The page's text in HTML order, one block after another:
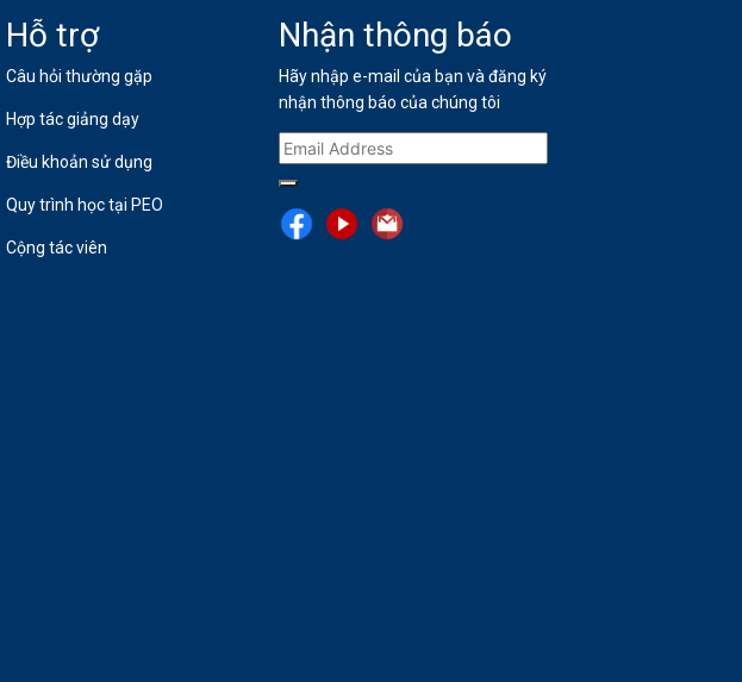
Hỗ trợ
Câu hỏi thường gặp
Hợp tác giảng dạy
Điều khoản sử dụng
Quy trình học tại PEO
Cộng tác viên
Nhận thông báo
Hãy nhập e-mail của bạn và đăng ký
nhận thông báo của chúng tôi